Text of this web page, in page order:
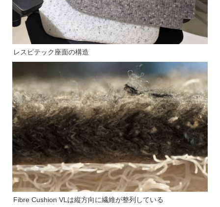
レスピテック座面の構造
Fibre Cushion VLは縦方向に繊維が整列している